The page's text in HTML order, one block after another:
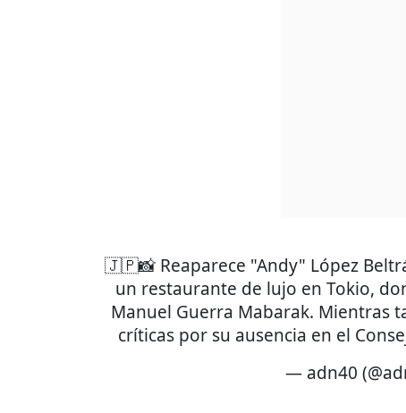
🇯🇵📸 Reaparece "Andy" López
un restaurante de lujo en Tokio,
Manuel Guerra Mabarak. Mientras
críticas por su ausencia en el
— adn40